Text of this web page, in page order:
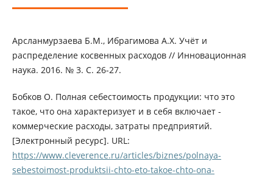
Арсланмурзаева Б.М., Ибрагимова А.Х. Учёт и
распределение косвенных расходов // Инновационная
наука. 2016. № 3. С. 26-27.
Бобков О. Полная себестоимость продукции: что это
такое, что она характеризует и в себя включает -
коммерческие расходы, затраты предприятий.
[Электронный ресурс]. URL:
https://www.cleverence.ru/articles/biznes/polnaya-
sebestoimost-produktsii-chto-eto-takoe-chto-ona-